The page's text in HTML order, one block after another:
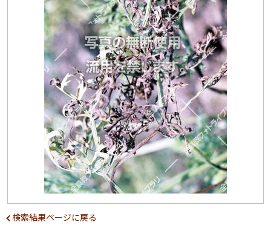
検索結果ページに戻る